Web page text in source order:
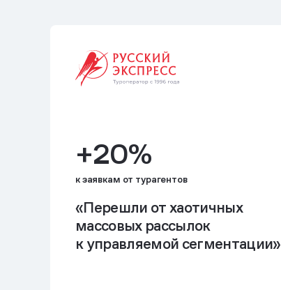
+20%
к заявкам от турагентов
«Перешли от хаотичных
массовых рассылок
к управляемой сегментации»